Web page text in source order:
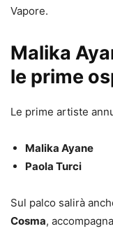
Vapore.
Malika
le prime
Le prime artiste
Malika Ayane
Paola Turci
Sul palco salirà
Cosma,